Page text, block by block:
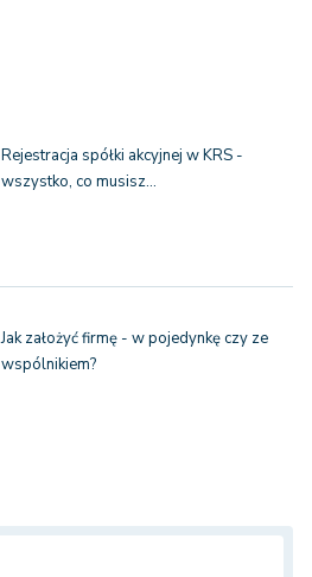
Rejestracja spółki akcyjnej w KRS -
wszystko, co musisz…
Jak założyć firmę - w pojedynkę czy ze
wspólnikiem?